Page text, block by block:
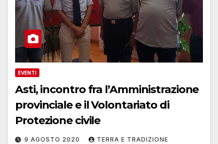
EVENTI
Asti, incontro fra l’Amministrazione
provinciale e il Volontariato di
Protezione civile
9 AGOSTO 2020 TERRA E TRADIZIONE